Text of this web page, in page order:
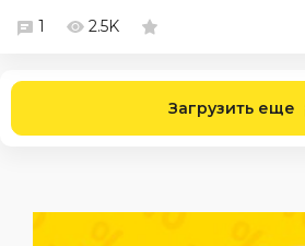
1 2.5K
Загрузить еще